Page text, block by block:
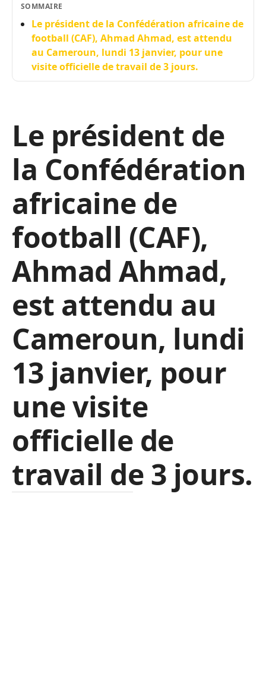
SOMMAIRE
Le président de la Confédération africaine de
football (CAF), Ahmad Ahmad, est attendu
au Cameroun, lundi 13 janvier, pour une
visite officielle de travail de 3 jours.
Le président de
la Confédération
africaine de
football (CAF),
Ahmad Ahmad,
est attendu au
Cameroun, lundi
13 janvier, pour
une visite
officielle de
travail de 3 jours.